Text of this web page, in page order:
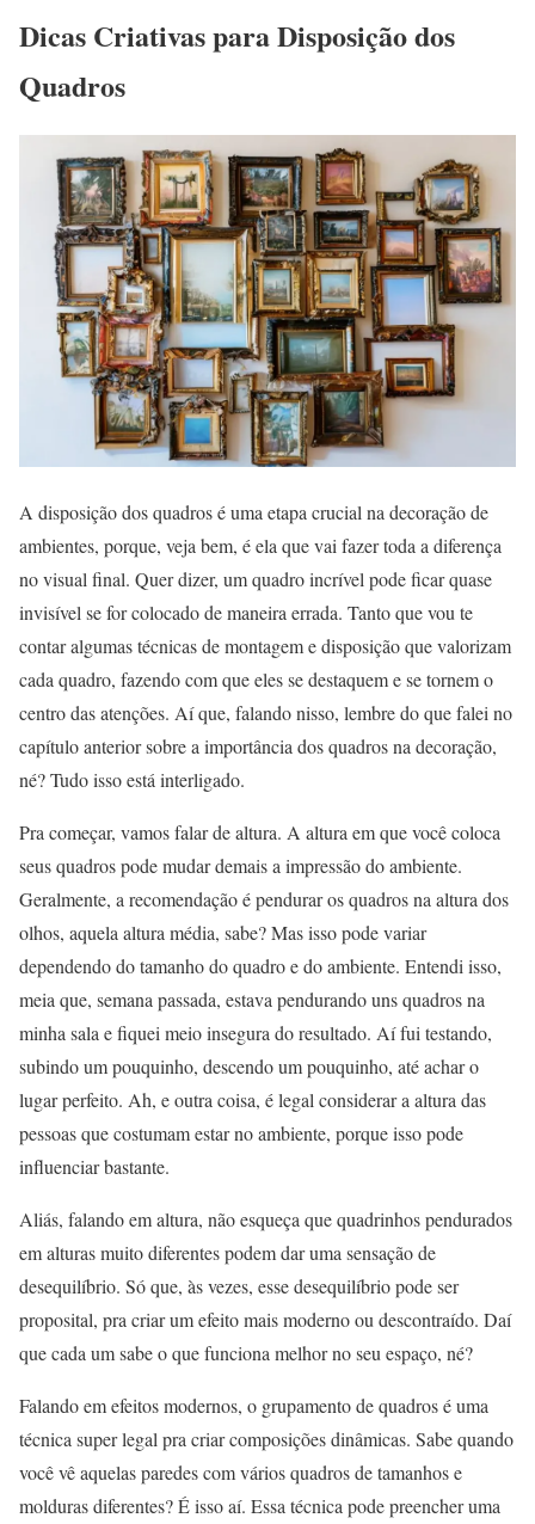
Dicas Criativas para Disposição dos
Quadros
A disposição dos quadros é uma etapa crucial na decoração de
ambientes, porque, veja bem, é ela que vai fazer toda a diferença
no visual final. Quer dizer, um quadro incrível pode ficar quase
invisível se for colocado de maneira errada. Tanto que vou te
contar algumas técnicas de montagem e disposição que valorizam
cada quadro, fazendo com que eles se destaquem e se tornem o
centro das atenções. Aí que, falando nisso, lembre do que falei no
capítulo anterior sobre a importância dos quadros na decoração,
né? Tudo isso está interligado.
Pra começar, vamos falar de altura. A altura em que você coloca
seus quadros pode mudar demais a impressão do ambiente.
Geralmente, a recomendação é pendurar os quadros na altura dos
olhos, aquela altura média, sabe? Mas isso pode variar
dependendo do tamanho do quadro e do ambiente. Entendi isso,
meia que, semana passada, estava pendurando uns quadros na
minha sala e fiquei meio insegura do resultado. Aí fui testando,
subindo um pouquinho, descendo um pouquinho, até achar o
lugar perfeito. Ah, e outra coisa, é legal considerar a altura das
pessoas que costumam estar no ambiente, porque isso pode
influenciar bastante.
Aliás, falando em altura, não esqueça que quadrinhos pendurados
em alturas muito diferentes podem dar uma sensação de
desequilíbrio. Só que, às vezes, esse desequilíbrio pode ser
proposital, pra criar um efeito mais moderno ou descontraído. Daí
que cada um sabe o que funciona melhor no seu espaço, né?
Falando em efeitos modernos, o grupamento de quadros é uma
técnica super legal pra criar composições dinâmicas. Sabe quando
você vê aquelas paredes com vários quadros de tamanhos e
molduras diferentes? É isso aí. Essa técnica pode preencher uma